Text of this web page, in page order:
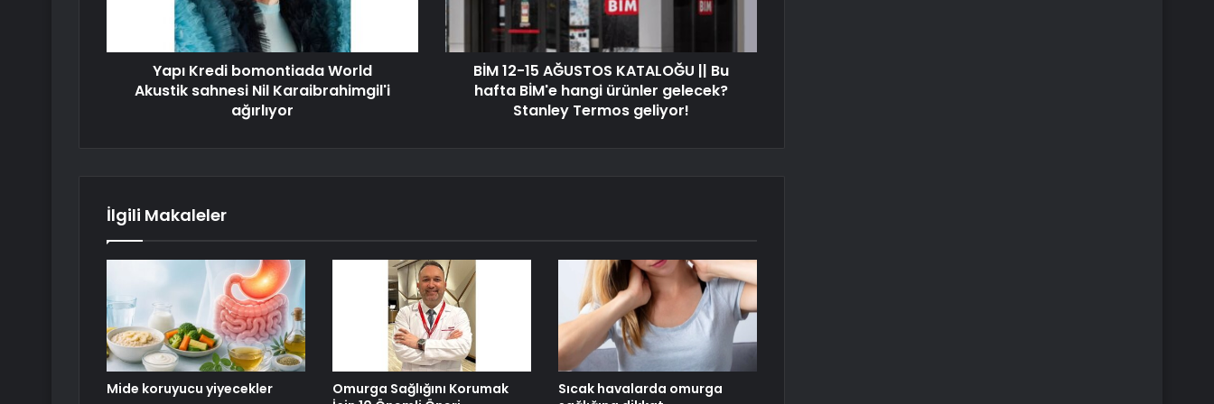
Yapı Kredi bomontiada World
Akustik sahnesi Nil Karaibrahimgil'i
ağırlıyor
BİM 12-15 AĞUSTOS KATALOĞU || Bu
hafta BİM'e hangi ürünler gelecek?
Stanley Termos geliyor!
İlgili Makaleler
Mide koruyucu yiyecekler
Omurga Sağlığını Korumak
Sıcak havalarda omurga